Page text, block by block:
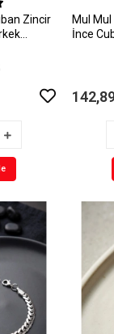
Zincir
MuI
İnce